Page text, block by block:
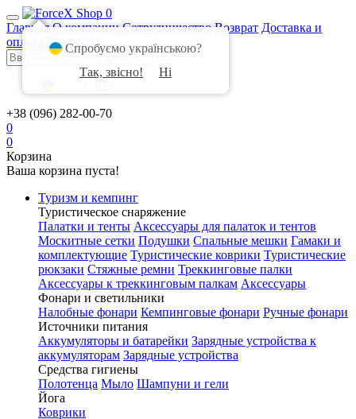
0
Главная О компании Сотрудничество Возврат Доставка и
оплата
Контакты
+38 (096) 282-00-70
0
0
Корзина
Ваша корзина пуста!
Туризм и кемпинг
Туристическое снаряжение
Палатки и тенты Аксессуары для палаток и тентов
Москитные сетки Подушки Спальные мешки Гамаки и
комплектующие Туристические коврики Туристические
рюкзаки Стяжные ремни Треккинговые палки
Аксессуары к треккинговым палкам Аксессуары
Фонари и светильники
Налобные фонари Кемпинговые фонари Ручные фонари
Источники питания
Аккумуляторы и батарейки Зарядные устройства к
аккумуляторам Зарядные устройства
Средства гигиены
Полотенца Мыло Шампуни и гели
Йога
Коврики
Спробуємо українською?
Так, звісно!
Ні